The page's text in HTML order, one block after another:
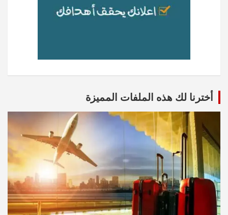
أخترنا لك هذه الملفات المميزة